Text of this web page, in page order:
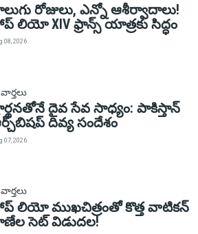
రోజులు, ఎన్నో ఆశీర్వాదాలు!
లియో XIV ఫ్రాన్స్ యాత్రకు సిద్ధం
08, 2026
వార్తలు
దైవ సేవ సాధ్యం: పాకిస్తాన్‌
దివ్య సందేశం
07, 2026
వార్తలు
లియో ముఖచిత్రంతో కొత్త వాటికన్
సెట్ విడుదల!